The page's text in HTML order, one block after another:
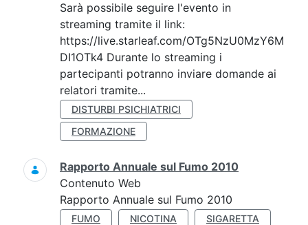
Sarà possibile seguire l'evento in
streaming tramite il link:
https://live.starleaf.com/OTg5NzU0MzY6M
DI1OTk4 Durante lo streaming i
partecipanti potranno inviare domande ai
relatori tramite...
DISTURBI PSICHIATRICI
FORMAZIONE
Rapporto Annuale sul Fumo 2010
Contenuto Web
Rapporto Annuale sul Fumo 2010
FUMO NICOTINA
SIGARETTA